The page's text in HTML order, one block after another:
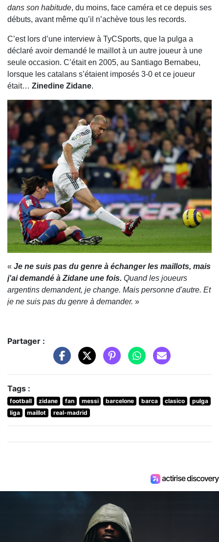
dans son habitude, du moins, face caméra et ce depuis ses
débuts, avant même qu’il n’achève tous les records.
C’est lors d’une interview à TyCSports, que la pulga a
déclaré avoir demandé le maillot à un autre joueur à une
seule occasion. C’était en 2005, au Santiago Bernabeu,
lorsque les catalans s’étaient imposés 3-0 et ce joueur
était… Zinedine Zidane.
« Je ne suis pas du genre à échanger les maillots, mais
j'ai demandé à Zidane une fois. Quand les joueurs
argentins demandent, je change. Mais personne d'autre. Et
je ne suis pas du genre à demander. »
Partager :
Tags :
football zidane fan messi barcelone barca clasico
pulga
liga
maillot real-madrid